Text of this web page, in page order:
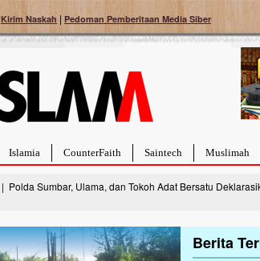
Kirim Naskah | Pedoman Pemberitaan Media Siber
Islamia CounterFaith Saintech Muslimah
| Polda Sumbar, Ulama, dan Tokoh Adat Bersatu
Berita